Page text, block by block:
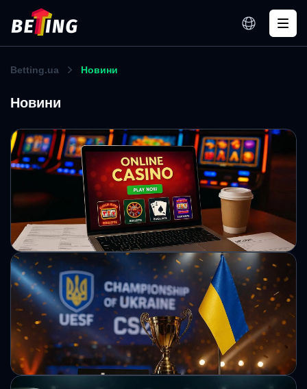
Betting.ua Новини
Новини
У "ПлейСіті" розкрили, скільки насправді
заробляють держслужбовці агентства
Керівництво державного регулятора азартного ринку
пояснило ситуацію з оплатою праці та дефіцитом кадрів.
Також озвучено дані про ліцензії, штрафи та реформу
попереднього органу.
Михайло Кузьменко